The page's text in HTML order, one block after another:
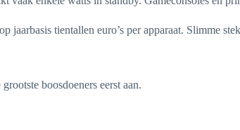
jaarbasis tientallen euro’s per apparaat. Slimme
boosdoeners eerst aan.